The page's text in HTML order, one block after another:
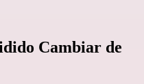
Cambiar de